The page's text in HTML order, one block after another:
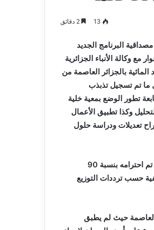
13
البرنامج الجديد
مع وكالة الأنباء الجزائرية
بالجزائر العاصمة من
ما تم تسجيل تذبذب
وجود خلية تضم إطارات جزائرية تعمل 7/7 ايام لمتابعة تطور الوضع بمعية خلية
وكذا تطبيق الأعمال
تعديلات ودراسة حلول
وقال ممثل شركة سيال أن البرنامج الاستعجالي ساري المفعول منذ 26 يونيو الفارط قد تم احترامه بنسبة 90
من مياه الحنفية حسب ترددات التوزيع
حيث لم يطبق
بلدية أرزيو بوهران تخصص فرق لترميم